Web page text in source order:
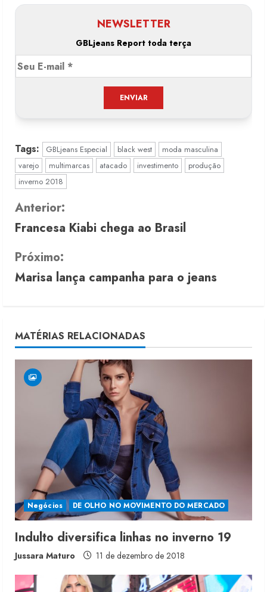
NEWSLETTER
GBLjeans Report toda terça
Tags: GBLjeans Especial black west
moda masculina
varejo
multimarcas atacado investimento
produção
inverno 2018
C
o
n
t
n
u
e
i
n
g
Anterior:
Francesa Kiabi chega ao Brasil
Próximo:
Marisa lança campanha para o jeans
MATÉRIAS RELACIONADAS
Negócios DE OLHO NO MOVIMENTO DO MERCADO
Indulto diversifica linhas no inverno 19
Jussara Maturo 11 de dezembro de 2018